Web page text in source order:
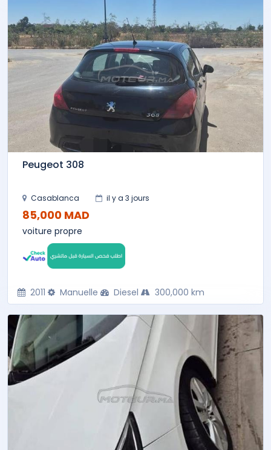
Peugeot 308
Casablanca il y a 3 jours
85,000 MAD
voiture propre
2011 Manuelle Diesel 300,000 km